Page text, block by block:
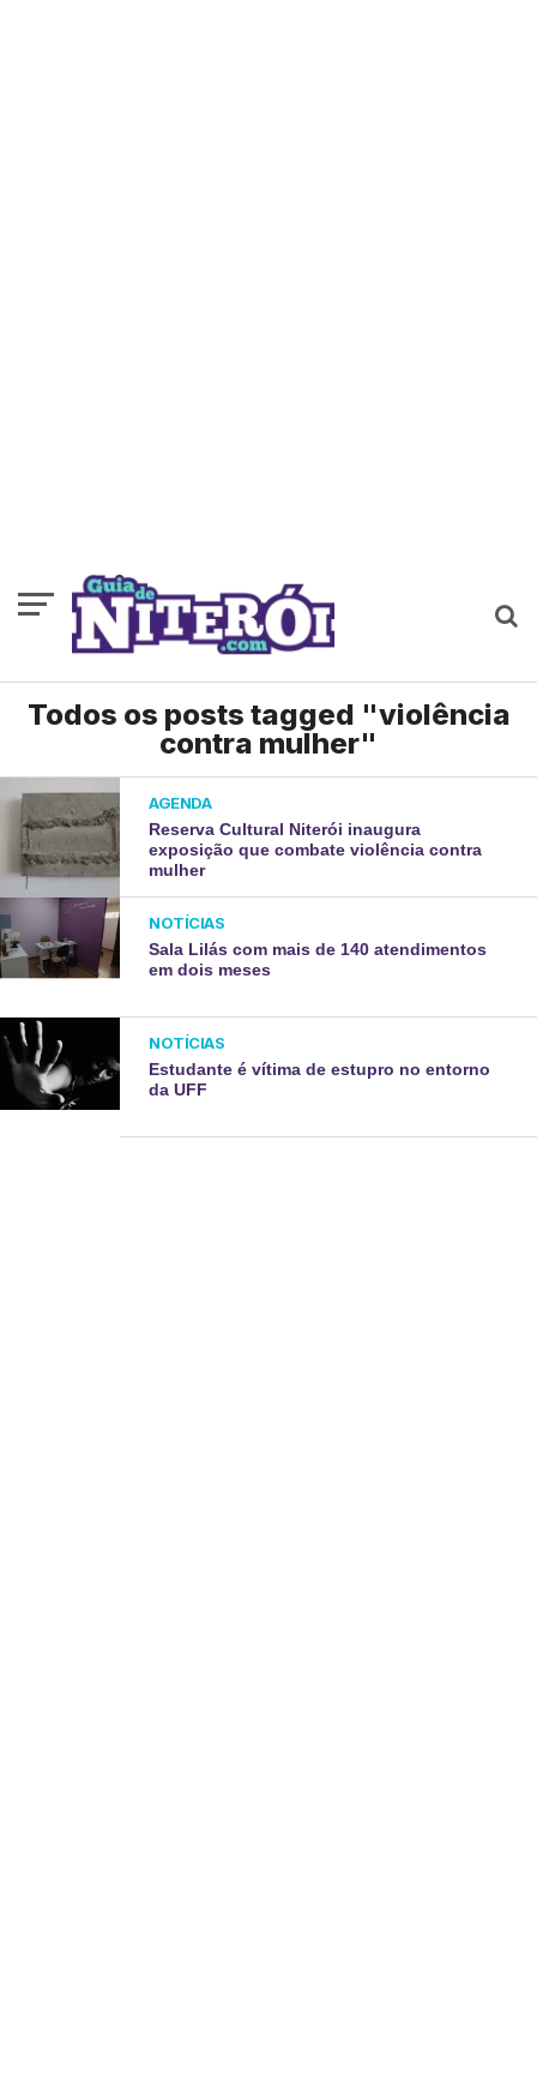
Todos os posts tagged "violência
contra mulher"
AGENDA
Reserva Cultural Niterói inaugura
exposição que combate violência contra
mulher
NOTÍCIAS
Sala Lilás com mais de 140 atendimentos
em dois meses
NOTÍCIAS
Estudante é vítima de estupro no entorno
da UFF